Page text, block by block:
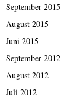
September 2015
August 2015
Juni 2015
September 2012
August 2012
Juli 2012